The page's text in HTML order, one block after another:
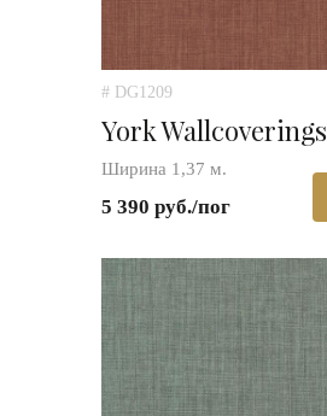
# DG1209
York Wallcoverings
Ширина 1,37 м.
5 390 руб./пог